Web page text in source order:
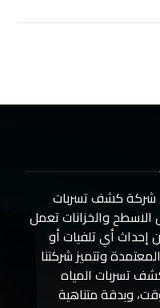
شركة كشف تسربات
الاسطح والخزانات تعمل
أي تلفيات أو
وتتميز شركتنا
تسربات المياه
وبدقة متناهية